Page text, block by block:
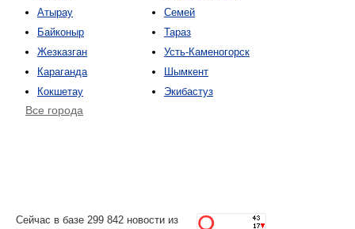
Атырау
Байконыр
Жезказган
Караганда
Кокшетау
Семей
Тараз
Усть-Каменогорск
Шымкент
Экибастуз
Все города
Сейчас в базе 299 842 новости из